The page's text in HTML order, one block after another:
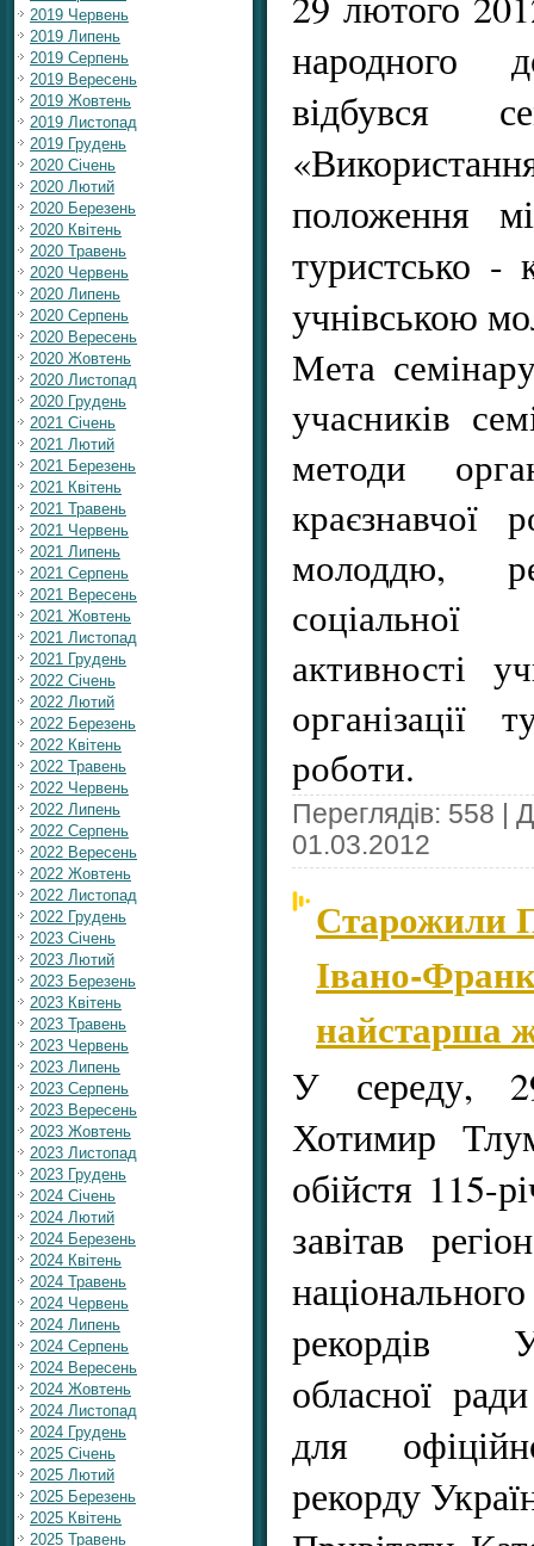
2019 Червень
2019 Липень
2019 Серпень
2019 Вересень
2019 Жовтень
2019 Листопад
2019 Грудень
2020 Січень
2020 Лютий
2020 Березень
2020 Квітень
2020 Травень
2020 Червень
2020 Липень
2020 Серпень
2020 Вересень
2020 Жовтень
2020 Листопад
2020 Грудень
2021 Січень
2021 Лютий
2021 Березень
2021 Квітень
2021 Травень
2021 Червень
2021 Липень
2021 Серпень
2021 Вересень
2021 Жовтень
2021 Листопад
2021 Грудень
2022 Січень
2022 Лютий
2022 Березень
2022 Квітень
2022 Травень
2022 Червень
2022 Липень
2022 Серпень
2022 Вересень
2022 Жовтень
2022 Листопад
2022 Грудень
2023 Січень
2023 Лютий
2023 Березень
2023 Квітень
2023 Травень
2023 Червень
2023 Липень
2023 Серпень
2023 Вересень
2023 Жовтень
2023 Листопад
2023 Грудень
2024 Січень
2024 Лютий
2024 Березень
2024 Квітень
2024 Травень
2024 Червень
2024 Липень
2024 Серпень
2024 Вересень
2024 Жовтень
2024 Листопад
2024 Грудень
2025 Січень
2025 Лютий
2025 Березень
2025 Квітень
2025 Травень
народного
відбувся
положення
туристсько -
учнівською
Мета
учасників
методи
краєзнавчої
молоддю,
активності
організації
роботи.
Переглядів: 558 |
01.03.2012
Старожили
Івано-
найстарша
У середу,
Хотимир
обійстя 115-
завітав
рекордів
обласної
для
рекорду